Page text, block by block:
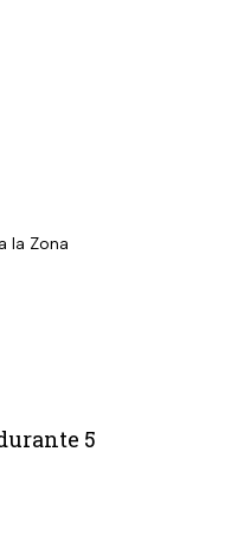
la Zona
5